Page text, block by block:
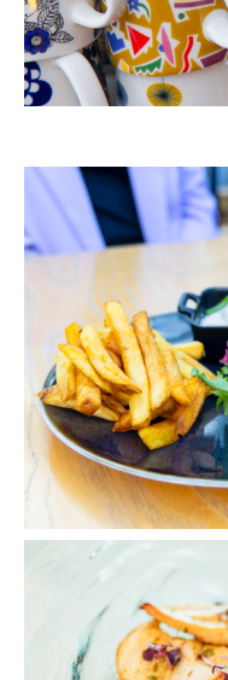
Avaa
galleriassa
galleriassa: